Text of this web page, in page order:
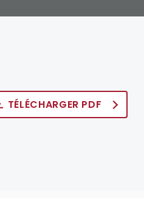
TÉLÉCHARGER PDF